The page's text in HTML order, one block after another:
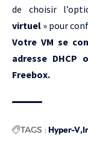
de choisir
virtuel » pour
Votre VM se
adresse DHCP
Freebox.
TAGS : Hyper-V